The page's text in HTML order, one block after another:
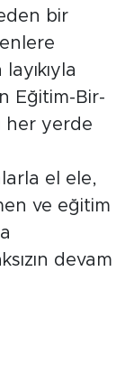
bir
Eğitim-Bir-
her yerde
el ele,
ve eğitim
devam